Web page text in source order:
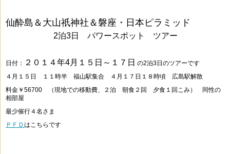
仙酔島＆大山祇神社＆磐座・日本ピラミッド
2泊3日 パワースポット ツアー
日付： ２０１４年4月１５日～１７日 の2泊3日のツアーです
４月１５日 １１時半 福山駅集合 ４月１７日１８時頃 広島駅解散
料金￥56700 （現地での移動費、２泊 朝食２回 夕食１回こみ） 同性の
相部屋
最少催行４名さま
ＰＦＤはこちらです